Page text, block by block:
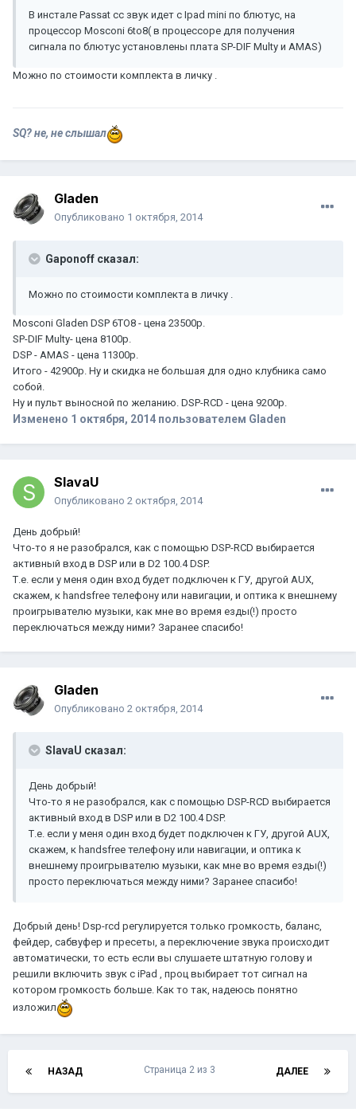
В инстале Passat cc звук идет с Ipad mini по блютус, на
процессор Mosconi 6to8( в процессоре для получения
сигнала по блютус установлены плата SP-DIF Multy и AMAS)
Можно по стоимости комплекта в личку .
SQ? не, не слышал
Gladen
Опубликовано 1 октября, 2014
Gaponoff сказал:
Можно по стоимости комплекта в личку .
Mosconi Gladen DSP 6TO8 - цена 23500р.
SP-DIF Multy- цена 8100р.
DSP - AMAS - цена 11300р.
Итого - 42900р. Ну и скидка не большая для одно клубника само
собой.
Ну и пульт выносной по желанию. DSP-RCD - цена 9200р.
Изменено 1 октября, 2014 пользователем Gladen
SlavaU
Опубликовано 2 октября, 2014
День добрый!
Что-то я не разобрался, как с помощью DSP-RCD выбирается
активный вход в DSP или в D2 100.4 DSP.
Т.е. если у меня один вход будет подключен к ГУ, другой AUX,
скажем, к hаndsfree телефону или навигации, и оптика к внешнему
проигрывателю музыки, как мне во время езды(!) просто
переключаться между ними? Заранее спасибо!
Gladen
Опубликовано 2 октября, 2014
SlavaU сказал:
День добрый!
Что-то я не разобрался, как с помощью DSP-RCD выбирается
активный вход в DSP или в D2 100.4 DSP.
Т.е. если у меня один вход будет подключен к ГУ, другой AUX,
скажем, к hаndsfree телефону или навигации, и оптика к
внешнему проигрывателю музыки, как мне во время езды(!)
просто переключаться между ними? Заранее спасибо!
Добрый день! Dsp-rcd регулируется только громкость, баланс,
фейдер, сабвуфер и пресеты, а переключение звука происходит
автоматически, то есть если вы слушаете штатную голову и
решили включить звук с iPad , проц выбирает тот сигнал на
котором громкость больше. Как то так, надеюсь понятно
изложил
НАЗАД ДАЛЕЕ
Страница 2 из 3